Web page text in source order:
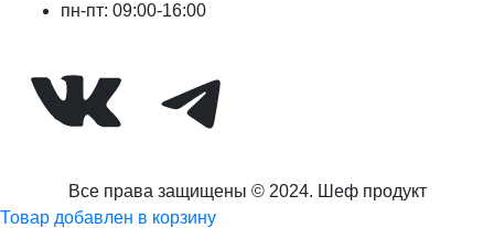
пн-пт: 09:00-16:00
ВКонтактеTelegram
Все права защищены © 2024. Шеф продукт
Товар добавлен в корзину